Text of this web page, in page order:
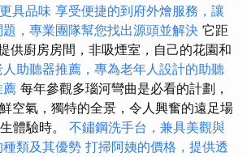
具品味 享受便捷的到府外燴服務，讓
，專業團隊幫您找出源頭並解決 它距
供廚房房間，非吸煙室，自己的花園和
人助聽器推薦，專為老年人設計的助聽
薦 每年參觀多瑙河彎曲是必看的計劃，
空氣，獨特的全景，令人興奮的遠足場
體驗時。 不鏽鋼洗手台，兼具美觀與
類及其優勢 打掃阿姨的價格，提供透